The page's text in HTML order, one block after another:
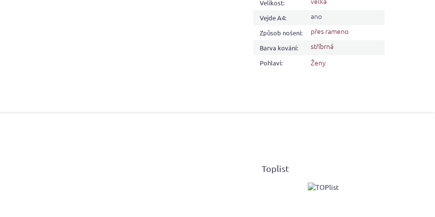
Velikost:
Vejde A4: ano
Způsob nošení: přes rameno
Barva kování: stříbrná
Pohlaví: Ženy
Toplist